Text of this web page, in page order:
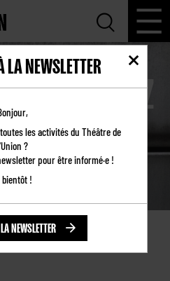
CHEZ
NUE EN
REPAS
LA NEWSLETTER
les activités du Théâtre de
?
pour être informé·e !
bientôt !
NEWSLETTER